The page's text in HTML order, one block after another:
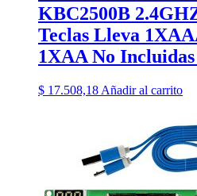
KBC2500B
Teclas Lleva
1XAA No
$ 17.508,18 Añadir al carrito